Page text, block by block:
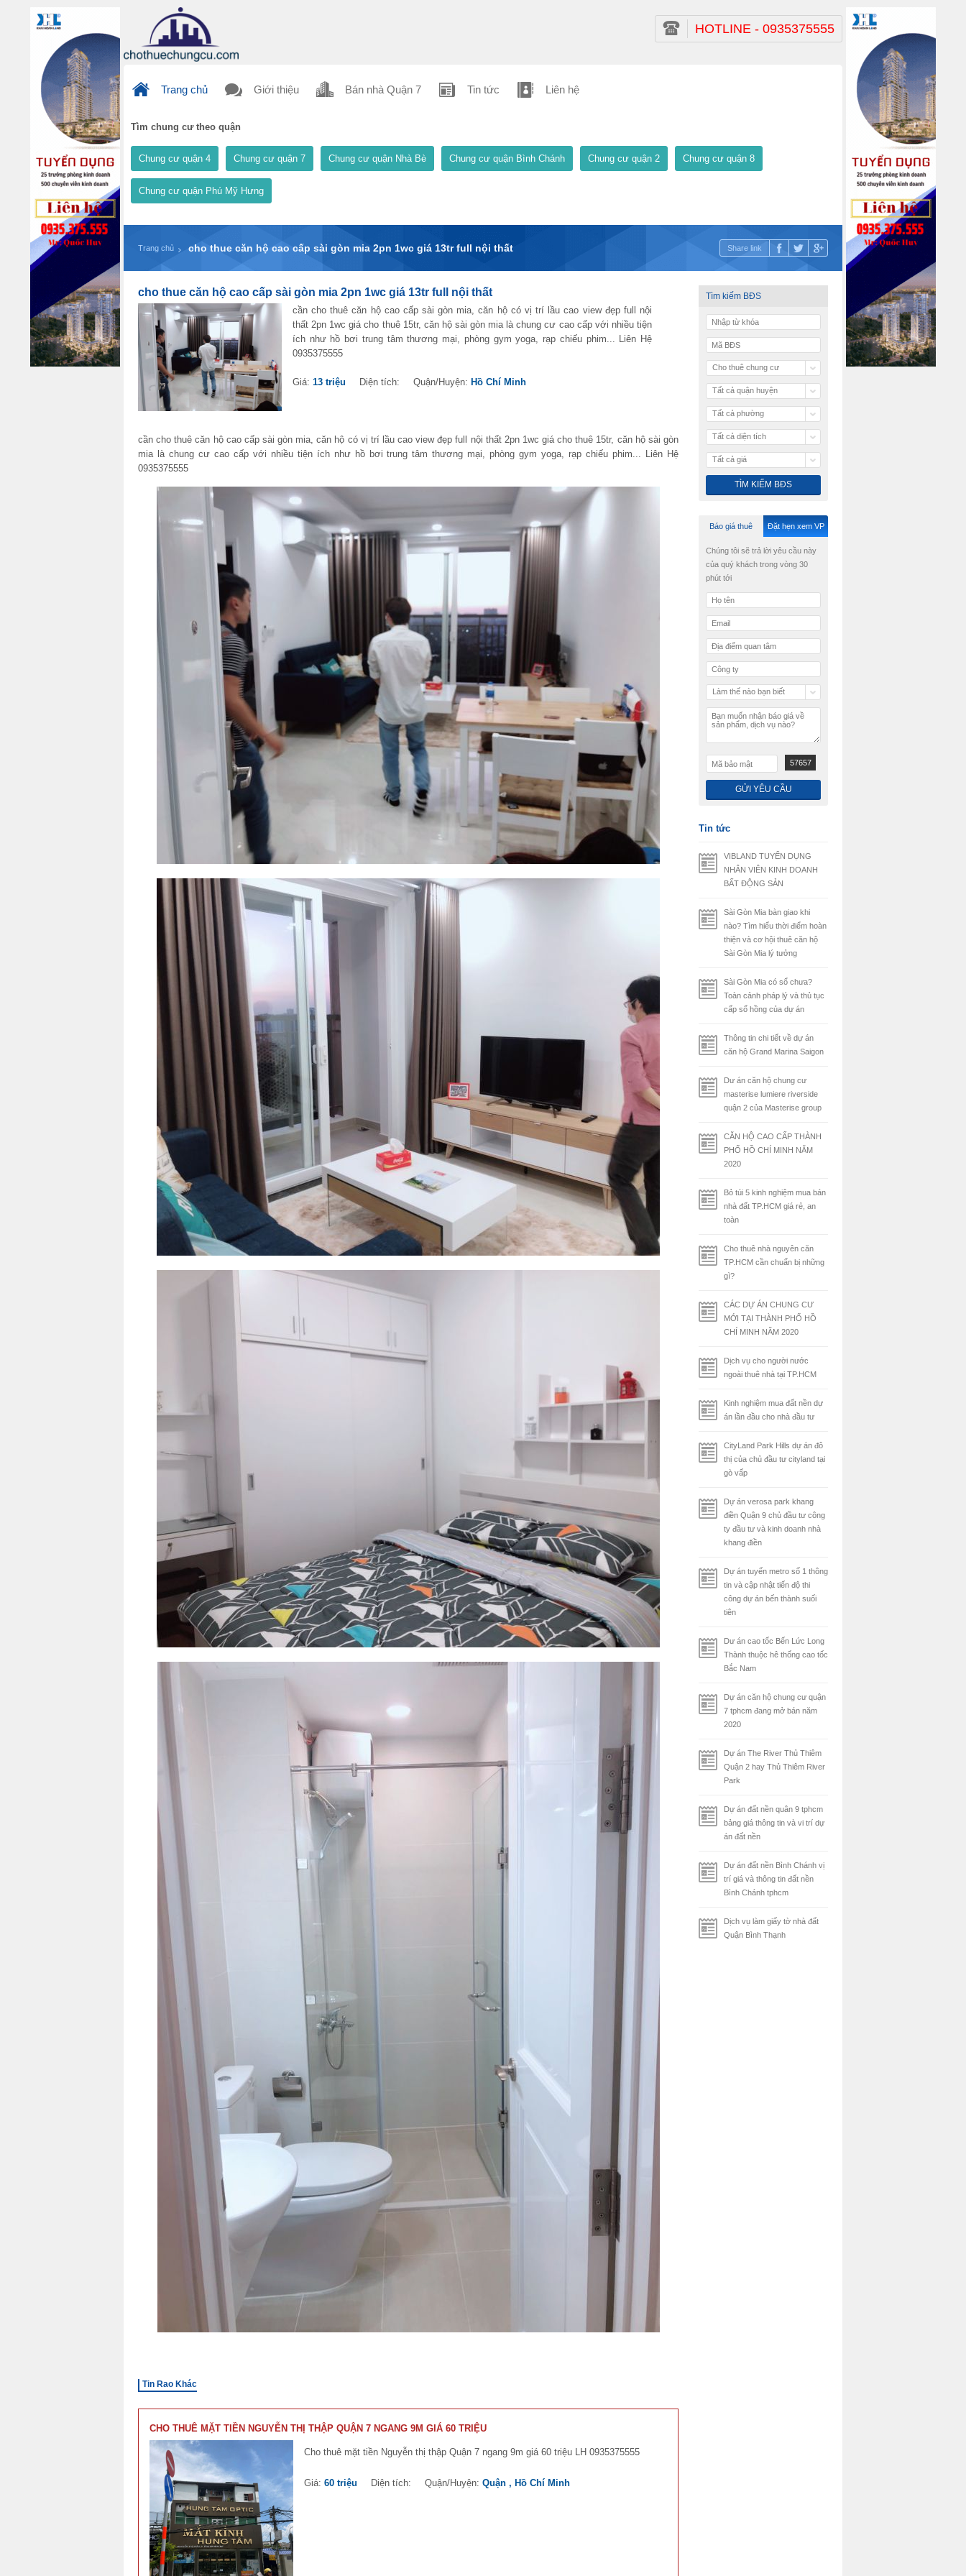
HOTLINE - 0935375555
Trang chủ Giới thiệu Bán nhà Quận 7 Tin tức Liên hệ
Tìm chung cư theo quận
Chung cư quận 4 Chung cư quận 7 Chung cư quận Nhà Bè Chung cư quận Bình Chánh Chung cư quận 2 Chung cư quận 8
Chung cư quận Phú Mỹ Hưng
Trang chủ cho thue căn hộ cao cấp sài gòn mia 2pn 1wc giá 13tr full nội thất Share link
cho thue căn hộ cao cấp sài gòn mia 2pn 1wc giá 13tr full nội thất
cần cho thuê căn hộ cao cấp sài gòn mia, căn hộ có vị trí lầu cao view đẹp full nội
thất 2pn 1wc giá cho thuê 15tr, căn hộ sài gòn mia là chung cư cao cấp với nhiều tiện
ích như hồ bơi trung tâm thương mại, phòng gym yoga, rạp chiếu phim... Liên Hệ
0935375555
Giá: 13 triệu Diện tích: Quận/Huyện: Hồ Chí Minh
cần cho thuê căn hộ cao cấp sài gòn mia, căn hộ có vị trí lầu cao view đẹp full nội thất 2pn 1wc giá cho thuê 15tr, căn hộ sài gòn
mia là chung cư cao cấp với nhiều tiện ích như hồ bơi trung tâm thương mại, phòng gym yoga, rạp chiếu phim... Liên Hệ
0935375555
Tin Rao Khác
CHO THUÊ MẶT TIỀN NGUYỄN THỊ THẬP QUẬN 7 NGANG 9M GIÁ 60 TRIỆU
Cho thuê mặt tiền Nguyễn thị thập Quận 7 ngang 9m giá 60 triệu LH 0935375555
Giá: 60 triệu Diện tích: Quận/Huyện: Quận , Hồ Chí Minh
Tìm kiếm BĐS
Cho thuê chung cư
Tất cả quận huyện
Tất cả phường
Tất cả diện tích
Tất cả giá
Báo giá thuê Đặt hẹn xem VP
Chúng tôi sẽ trả lời yêu cầu này
của quý khách trong vòng 30
phút tới
Làm thế nào bạn biết
57657
Tin tức
VIBLAND TUYỂN DỤNG
NHÂN VIÊN KINH DOANH
BẤT ĐỘNG SẢN
Sài Gòn Mia bàn giao khi
nào? Tìm hiểu thời điểm hoàn
thiện và cơ hội thuê căn hộ
Sài Gòn Mia lý tưởng
Sài Gòn Mia có sổ chưa?
Toàn cảnh pháp lý và thủ tục
cấp sổ hồng của dự án
Thông tin chi tiết về dự án
căn hộ Grand Marina Saigon
Dư án căn hộ chung cư
masterise lumiere riverside
quận 2 của Masterise group
CĂN HỘ CAO CẤP THÀNH
PHỐ HỒ CHÍ MINH NĂM
2020
Bỏ túi 5 kinh nghiệm mua bán
nhà đất TP.HCM giá rẻ, an
toàn
Cho thuê nhà nguyên căn
TP.HCM cần chuẩn bị những
gì?
CÁC DỰ ÁN CHUNG CƯ
MỚI TẠI THÀNH PHỐ HỒ
CHÍ MINH NĂM 2020
Dịch vụ cho người nước
ngoài thuê nhà tại TP.HCM
Kinh nghiệm mua đất nền dự
án lần đầu cho nhà đầu tư
CityLand Park Hills dự án đô
thị của chủ đầu tư cityland tại
gò vấp
Dự án verosa park khang
điền Quận 9 chủ đầu tư công
ty đầu tư và kinh doanh nhà
khang điền
Dự án tuyến metro số 1 thông
tin và cập nhật tiến độ thi
công dự án bến thành suối
tiên
Dư án cao tốc Bến Lức Long
Thành thuộc hê thống cao tốc
Bắc Nam
Dự án căn hộ chung cư quận
7 tphcm đang mở bán năm
2020
Dự án The River Thủ Thiêm
Quận 2 hay Thủ Thiêm River
Park
Dự án đất nền quân 9 tphcm
bảng giá thông tin và vi trí dự
án đất nền
Dự án đất nền Bình Chánh vị
trí giá và thông tin đất nền
Bình Chánh tphcm
Dịch vụ làm giấy tờ nhà đất
Quận Bình Thạnh